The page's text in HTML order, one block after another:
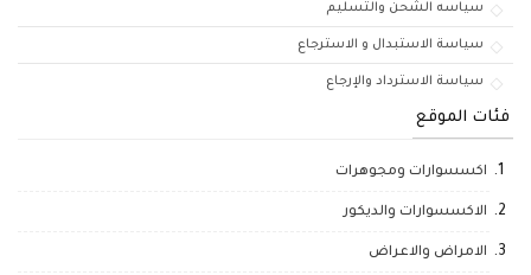
سياسه الشحن والتسليم
سياسة الاستبدال و الاسترجاع
سياسة الاسترداد والإرجاع
فئات الموقع
اكسسوارات ومجوهرات
الاكسسوارات والديكور
الامراض والاعراض